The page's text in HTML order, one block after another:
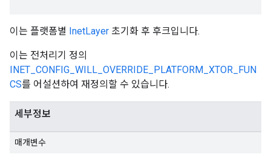
이는 플랫폼별 InetLayer 초기화 후 후크입니다.
이는 전처리기 정의
INET_CONFIG_WILL_OVERRIDE_PLATFORM_XTOR_FUN
CS를 어설션하여 재정의할 수 있습니다.
세부정보
매개변수